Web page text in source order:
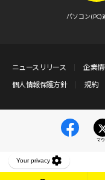
パソコン(PC)
ニュースリリース 企業
個人情報保護方針
規約
マ